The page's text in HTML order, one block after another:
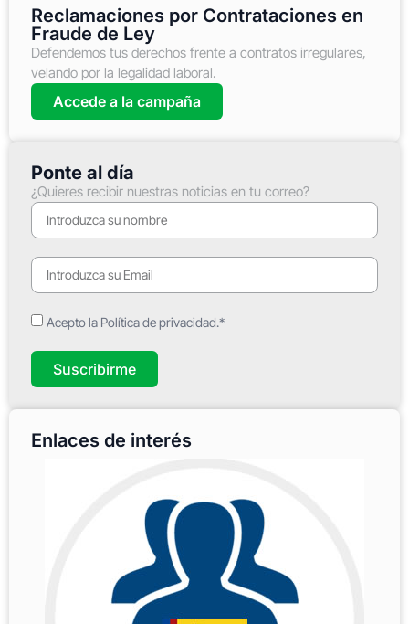
Reclamaciones por Contrataciones en
Fraude de Ley
Defendemos tus derechos frente a contratos irregulares,
velando por la legalidad laboral.
Accede a la campaña
Ponte al día
¿Quieres recibir nuestras noticias en tu correo?
Acepto la Política de privacidad.*
Suscribirme
Enlaces de interés